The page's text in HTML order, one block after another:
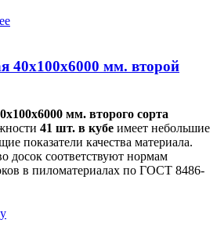
40х100х6000 мм. второй
мм. второго сорта
41 шт. в кубе имеет небольшие
показатели качества материала.
досок соответствуют нормам
в пиломатериалах по ГОСТ 8486-